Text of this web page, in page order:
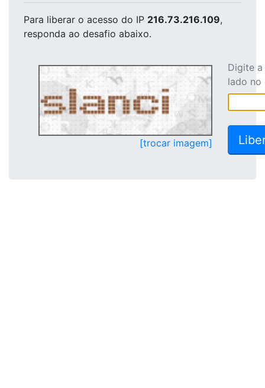
Para liberar o acesso do IP 216.73.216.109,
responda ao desafio abaixo.
[trocar imagem]
Digite
lado no